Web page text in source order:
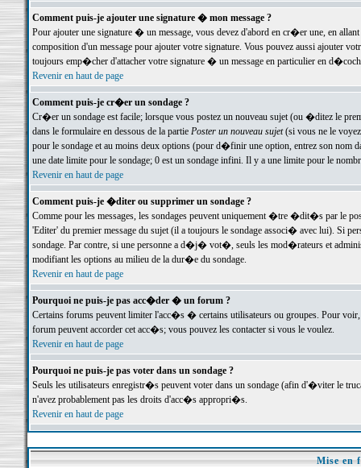
Comment puis-je ajouter une signature � mon message ?
Pour ajouter une signature � un message, vous devez d'abord en cr�er une, en
composition d'un message pour ajouter votre signature. Vous pouvez aussi ajouter
toujours emp�cher d'attacher votre signature � un message en particulier en
Revenir en haut de page
Comment puis-je cr�er un sondage ?
Cr�er un sondage est facile; lorsque vous postez un nouveau sujet (ou �ditez le
dans le formulaire en dessous de la partie Poster un nouveau sujet(si vous ne le voyez
pour le sondage et au moins deux options (pour d�finir une option, entrez son nom
une date limite pour le sondage; 0 est un sondage infini. Il y a une limite pour le
Revenir en haut de page
Comment puis-je �diter ou supprimer un sondage ?
Comme pour les messages, les sondages peuvent uniquement �tre �dit�s par le
'Editer' du premier message du sujet (il a toujours le sondage associ� avec lui). Si
sondage. Par contre, si une personne a d�j� vot�, seuls les mod�rateurs et
modifiant les options au milieu de la dur�e du sondage.
Revenir en haut de page
Pourquoi ne puis-je pas acc�der � un forum ?
Certains forums peuvent limiter l'acc�s � certains utilisateurs ou groupes. Pour
forum peuvent accorder cet acc�s; vous pouvez les contacter si vous le voulez.
Revenir en haut de page
Pourquoi ne puis-je pas voter dans un sondage ?
Seuls les utilisateurs enregistr�s peuvent voter dans un sondage (afin d'�viter le
n'avez probablement pas les droits d'acc�s appropri�s.
Revenir en haut de page
Mise en